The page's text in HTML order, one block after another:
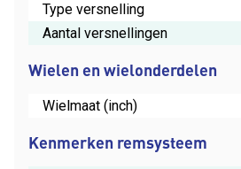
Type versnelling
Aantal versnellingen
Wielen en wielonderdelen
Wielmaat (inch)
Kenmerken remsysteem